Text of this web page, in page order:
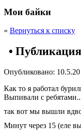
Мои байки
« Вернуться к списку
•
Опубликовано:
Как то я работал
Выпивали с
так вот мы вышли
Минут через 15 (еле